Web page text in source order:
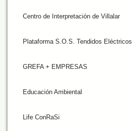
Centro de Interpretación de Villalar
Plataforma S.O.S. Tendidos Eléctricos
GREFA + EMPRESAS
Educación Ambiental
Life ConRaSi